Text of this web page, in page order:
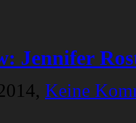
Jennifer
Keine